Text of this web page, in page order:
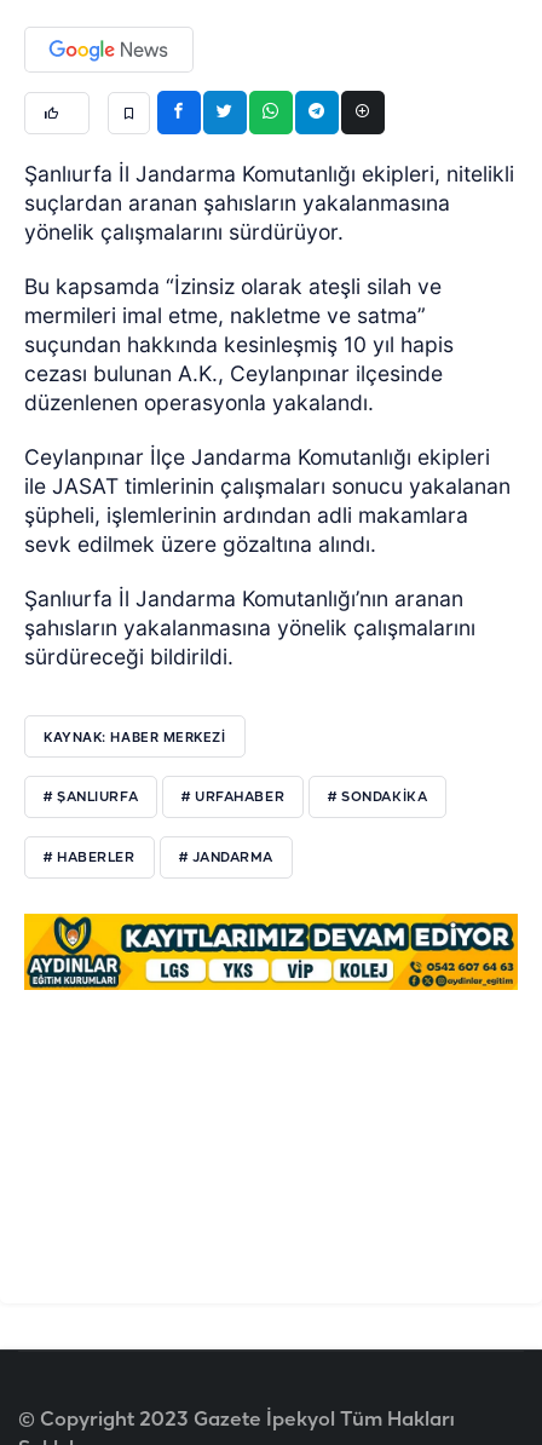
Şanlıurfa İl Jandarma Komutanlığı ekipleri, nitelikli
suçlardan aranan şahısların yakalanmasına
yönelik çalışmalarını sürdürüyor.
Bu kapsamda “İzinsiz olarak ateşli silah ve
mermileri imal etme, nakletme ve satma”
suçundan hakkında kesinleşmiş 10 yıl hapis
cezası bulunan A.K., Ceylanpınar ilçesinde
düzenlenen operasyonla yakalandı.
Ceylanpınar İlçe Jandarma Komutanlığı ekipleri
ile JASAT timlerinin çalışmaları sonucu yakalanan
şüpheli, işlemlerinin ardından adli makamlara
sevk edilmek üzere gözaltına alındı.
Şanlıurfa İl Jandarma Komutanlığı’nın aranan
şahısların yakalanmasına yönelik çalışmalarını
sürdüreceği bildirildi.
KAYNAK: HABER MERKEZI
# ŞANLIURFA # URFAHABER # SONDAKIKA
# HABERLER # JANDARMA
© Copyright 2023 Gazete İpekyol Tüm Hakları